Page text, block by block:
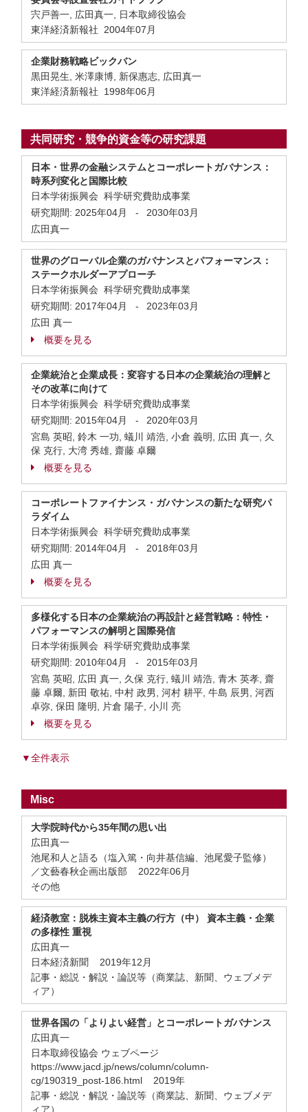
宍戸善一, 広田真一, 日本取締役協会
東洋経済新報社 2004年07月
企業財務戦略ビックバン
黒田晃生, 米澤康博, 新保惠志, 広田真一
東洋経済新報社 1998年06月
共同研究・競争的資金等の研究課題
日本・世界の金融システムとコーポレートガバナンス：
時系列変化と国際比較
日本学術振興会 科学研究費助成事業
研究期間: 2025年04月 -
2030年03月
広田真一
世界のグローバル企業のガバナンスとパフォーマンス：
ステークホルダーアプローチ
日本学術振興会 科学研究費助成事業
研究期間: 2017年04月 -
2023年03月
広田 真一
概要を見る
企業統治と企業成長：変容する日本の企業統治の理解と
その改革に向けて
日本学術振興会 科学研究費助成事業
研究期間: 2015年04月 -
2020年03月
宮島 英昭, 鈴木 一功, 蟻川 靖浩, 小倉 義明, 広田 真一, 久
保 克行, 大湾 秀雄, 齋藤 卓爾
概要を見る
コーポレートファイナンス・ガバナンスの新たな研究パ
ラダイム
日本学術振興会 科学研究費助成事業
研究期間: 2014年04月 -
2018年03月
広田 真一
概要を見る
多様化する日本の企業統治の再設計と経営戦略：特性・
パフォーマンスの解明と国際発信
日本学術振興会 科学研究費助成事業
研究期間: 2010年04月 -
2015年03月
宮島 英昭, 広田 真一, 久保 克行, 蟻川 靖浩, 青木 英孝, 齋
藤 卓爾, 新田 敬祐, 中村 政男, 河村 耕平, 牛島 辰男, 河西
卓弥, 保田 隆明, 片倉 陽子, 小川 亮
概要を見る
▼全件表示
Misc
大学院時代から35年間の思い出
広田真一
池尾和人と語る（塩入篤・向井基信編、池尾愛子監修）
／文藝春秋企画出版部 2022年06月
その他
経済教室：脱株主資本主義の行方（中） 資本主義・企業
の多様性 重視
広田真一
日本経済新聞 2019年12月
記事・総説・解説・論説等（商業誌、新聞、ウェブメデ
ィア）
世界各国の「よりよい経営」とコーポレートガバナンス
広田真一
日本取締役協会 ウェブページ
https://www.jacd.jp/news/column/column-
cg/190319_post-186.html 2019年
記事・総説・解説・論説等（商業誌、新聞、ウェブメデ
ィア）